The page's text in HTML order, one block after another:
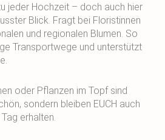
jeder Hochzeit – doch auch hier
Blick. Fragt bei Floristinnen
und regionalen Blumen. So
Transportwege und unterstützt
oder Pflanzen im Topf sind
sondern bleiben EUCH auch
erhalten.